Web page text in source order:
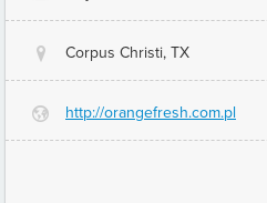
@ Corpus Christi, TX
G http://orangefresh.com.pl